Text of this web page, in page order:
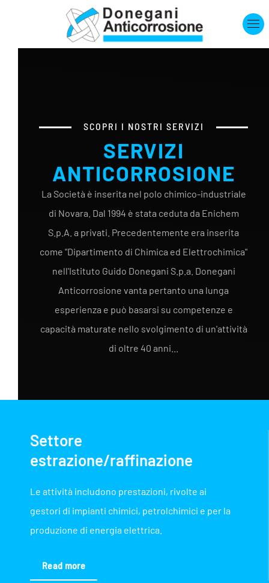
Skip to main content
SCOPRI I NOSTRI SERVIZI
SERVIZI
ANTICORROSIONE
La Società è inserita nel polo chimico-industriale
di Novara. Dal 1994 è stata ceduta da Enichem
S.p.A. a privati. Precedentemente era inserita
come "Dipartimento di Chimica ed Elettrochimica"
nell'Istituto Guido Donegani S.p.a. Donegani
Anticorrosione vanta pertanto una lunga
esperienza e può basarsi su competenze e
capacità maturate nello svolgimento di un'attività
di oltre 40 anni...
Settore
estrazione/raffinazione
Le attività includono prestazioni, rivolte ai
gestori di impianti chimici, petrolchimici e per la
produzione di energia elettrica.
Read more